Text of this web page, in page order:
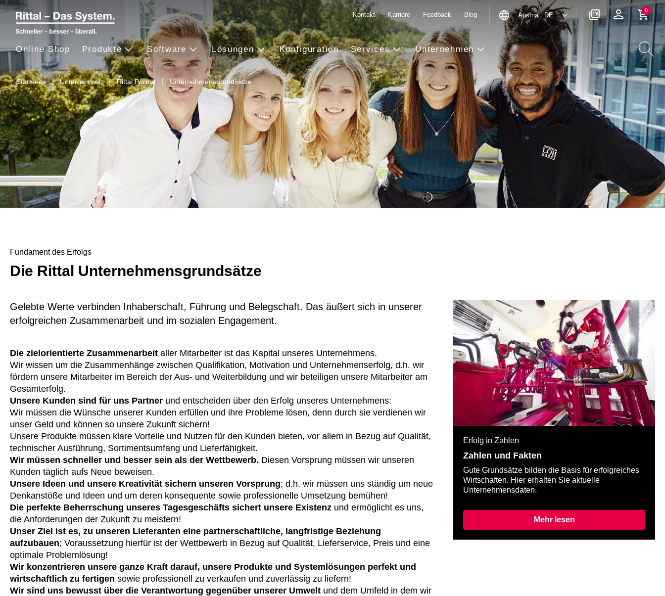
Startseite Unternehmen Rittal Porträt Unternehmensgrundsätze
Online Shop Produkte Software Lösungen Konfiguration Services Unternehmen
Kontakt Karriere Feedback Blog Austria DE
0
Fundament des Erfolgs
Die Rittal Unternehmensgrundsätze
Gelebte Werte verbinden Inhaberschaft, Führung und Belegschaft. Das äußert sich in unserer
erfolgreichen Zusammenarbeit und im sozialen Engagement.
Die zielorientierte Zusammenarbeit aller Mitarbeiter ist das Kapital unseres Unternehmens.
Wir wissen um die Zusammenhänge zwischen Qualifikation, Motivation und Unternehmenserfolg, d.h. wir
fördern unsere Mitarbeiter im Bereich der Aus- und Weiterbildung und wir beteiligen unsere Mitarbeiter am
Gesamterfolg.
Unsere Kunden sind für uns Partner und entscheiden über den Erfolg unseres Unternehmens:
Wir müssen die Wünsche unserer Kunden erfüllen und ihre Probleme lösen, denn durch sie verdienen wir
unser Geld und können so unsere Zukunft sichern!
Unsere Produkte müssen klare Vorteile und Nutzen für den Kunden bieten, vor allem in Bezug auf Qualität,
technischer Ausführung, Sortimentsumfang und Lieferfähigkeit.
Wir müssen schneller und besser sein als der Wettbewerb. Diesen Vorsprung müssen wir unseren
Kunden täglich aufs Neue beweisen.
Unsere Ideen und unsere Kreativität sichern unseren Vorsprung; d.h. wir müssen uns ständig um neue
Denkanstöße und Ideen und um deren konsequente sowie professionelle Umsetzung bemühen!
Die perfekte Beherrschung unseres Tagesgeschäfts sichert unsere Existenz und ermöglicht es uns,
die Anforderungen der Zukunft zu meistern!
Unser Ziel ist es, zu unseren Lieferanten eine partnerschaftliche, langfristige Beziehung
aufzubauen; Voraussetzung hierfür ist der Wettbewerb in Bezug auf Qualität, Lieferservice, Preis und eine
optimale Problemlösung!
Wir konzentrieren unsere ganze Kraft darauf, unsere Produkte und Systemlösungen perfekt und
wirtschaftlich zu fertigen sowie professionell zu verkaufen und zuverlässig zu liefern!
Wir sind uns bewusst über die Verantwortung gegenüber unserer Umwelt und dem Umfeld in dem wir
Erfolg in Zahlen
Zahlen und Fakten
Gute Grundsätze bilden die Basis für erfolgreiches
Wirtschaften. Hier erhalten Sie aktuelle
Unternehmensdaten.
Mehr lesen